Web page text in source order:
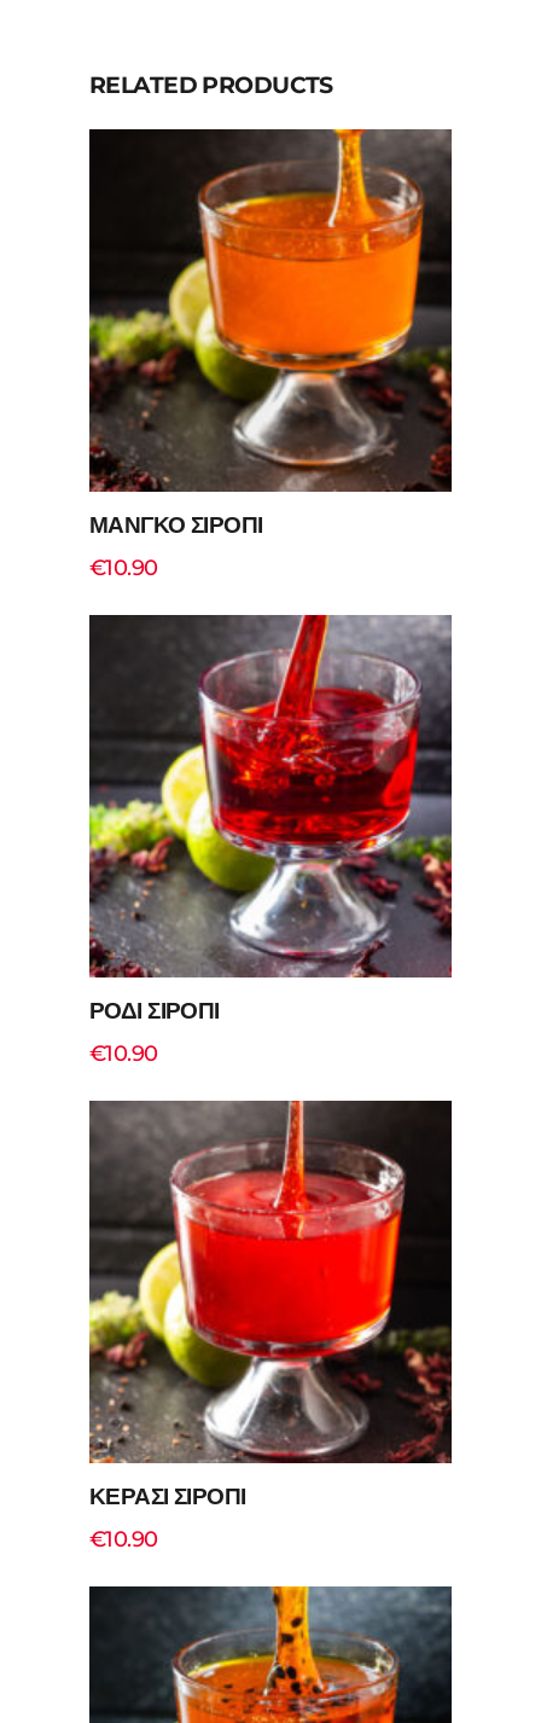
RELATED PRODUCTS
Add to cart
ΜΑΝΓΚΟ ΣΙΡΟΠΙ
€10.90
Add to cart
ΡΟΔΙ ΣΙΡΟΠΙ
€10.90
ΚΕΡΑΣΙ ΣΙΡΟΠΙ
€10.90